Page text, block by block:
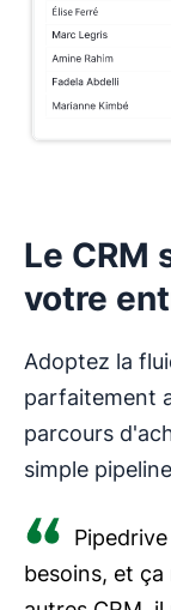
Le CRM
votre
Adoptez la
parfaitement
parcours
simple
besoins, et